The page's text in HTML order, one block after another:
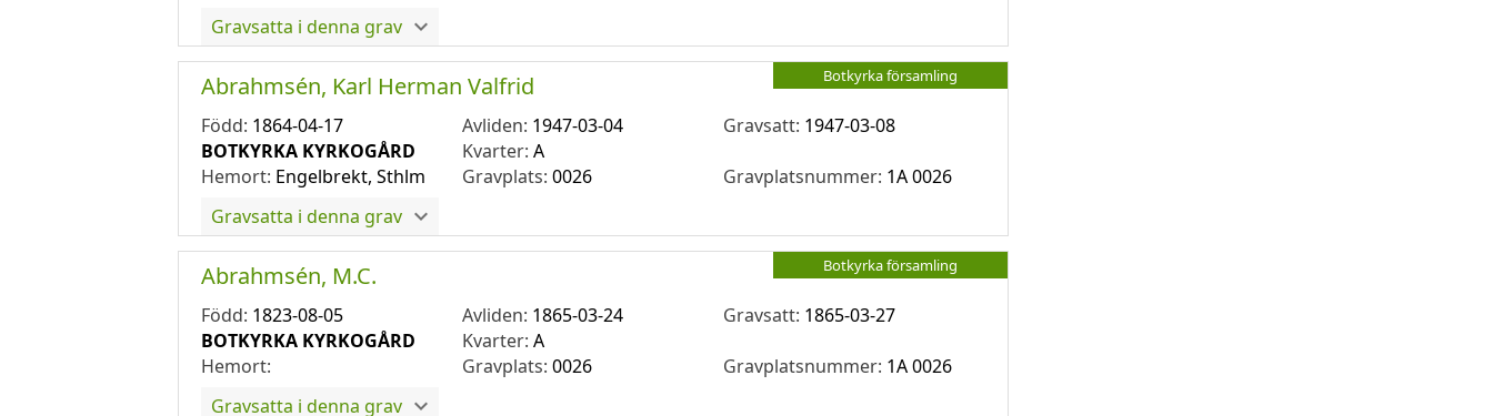
Gravsatta i denna grav
Botkyrka församling
Abrahmsén, Karl Herman Valfrid
Född: 1864-04-17 Avliden: 1947-03-04 Gravsatt: 1947-03-08
BOTKYRKA KYRKOGÅRD
Kvarter:A
Hemort: Engelbrekt, Sthlm Gravplats:0026 Gravplatsnummer: 1A 0026
Gravsatta i denna grav
Botkyrka församling
Abrahmsén, M.C.
Född: 1823-08-05 Avliden: 1865-03-24 Gravsatt: 1865-03-27
BOTKYRKA KYRKOGÅRD
Kvarter:A
Hemort:
Gravplats:0026 Gravplatsnummer: 1A 0026
Gravsatta i denna grav